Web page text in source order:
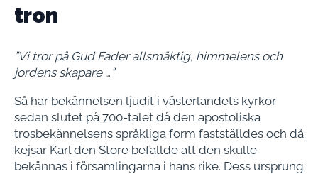
tron
”Vi tror på Gud Fader allsmäktig, himmelens och
jordens skapare …”
Så har bekännelsen ljudit i västerlandets kyrkor
sedan slutet på 700-talet då den apostoliska
trosbekännelsens språkliga form fastställdes och då
kejsar Karl den Store befallde att den skulle
bekännas i församlingarna i hans rike. Dess ursprung